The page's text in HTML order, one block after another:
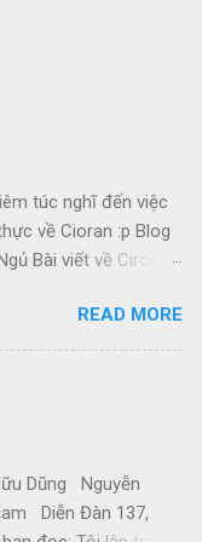
túc nghĩ đến việc
về Cioran :p Blog
Bài viết về Ciroran
lật ra đi 1 đường
này thật tuyệt: Con
thấy đời mình sao
khi đó. Kiếp Khác
Thân căng thẳng, Đại
READ MORE
Dũng Nguyễn
Diễn Đàn 137,